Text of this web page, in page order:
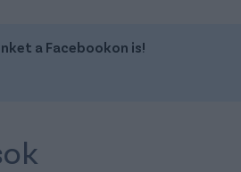
a Facebookon is!